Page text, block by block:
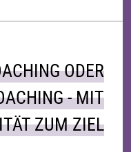
ODER
- MIT
ZUM ZIEL